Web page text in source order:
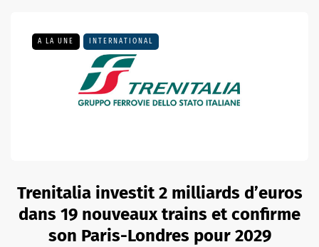
A LA UNE INTERNATIONAL
Trenitalia investit 2 milliards d’euros
dans 19 nouveaux trains et confirme
son Paris-Londres pour 2029